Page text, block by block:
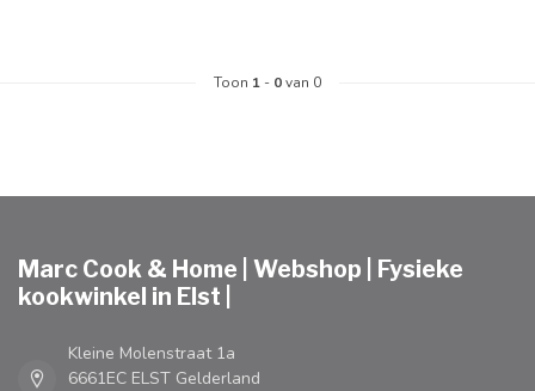
Toon 1 - 0van 0
Marc Cook & Home | Webshop | Fysieke
kookwinkel in Elst |
Kleine Molenstraat 1a
6661EC ELST Gelderland